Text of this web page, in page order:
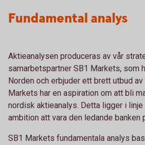
Fundamental analys
Aktieanalysen produceras av vår
samarbetspartner SB1 Markets, som
Norden och erbjuder ett brett utbud
Markets har en aspiration om att bli
nordisk aktieanalys. Detta ligger i
ambition att vara den ledande banken
SB1 Markets fundamentala analys